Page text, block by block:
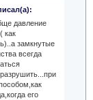
давление
как
замкнутые
всегда
его